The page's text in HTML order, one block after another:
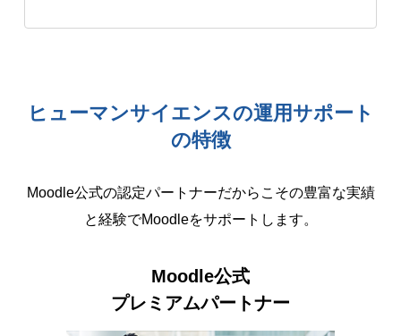
ヒューマンサイエンスの運用サポート
の特徴
Moodle公式の認定パートナーだからこその豊富な実績
と経験でMoodleをサポートします。
Moodle公式
プレミアムパートナー